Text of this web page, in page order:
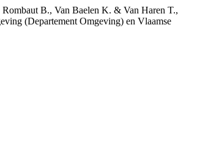
B., Van Baelen K. & Van Haren T.,
(Departement Omgeving) en Vlaamse